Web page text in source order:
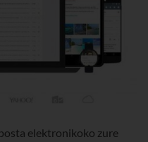
elektronikoko zure